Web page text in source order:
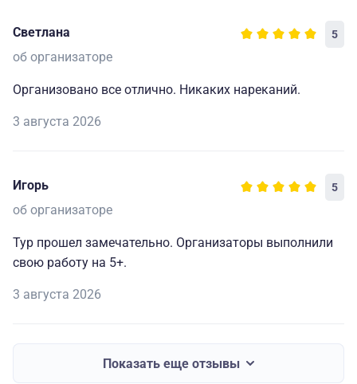
Светлана 5
об организаторе
Организовано все отлично. Никаких нареканий.
3 августа 2026
Игорь 5
об организаторе
Тур прошел замечательно. Организаторы выполнили
свою работу на 5+.
3 августа 2026
Показать еще отзывы